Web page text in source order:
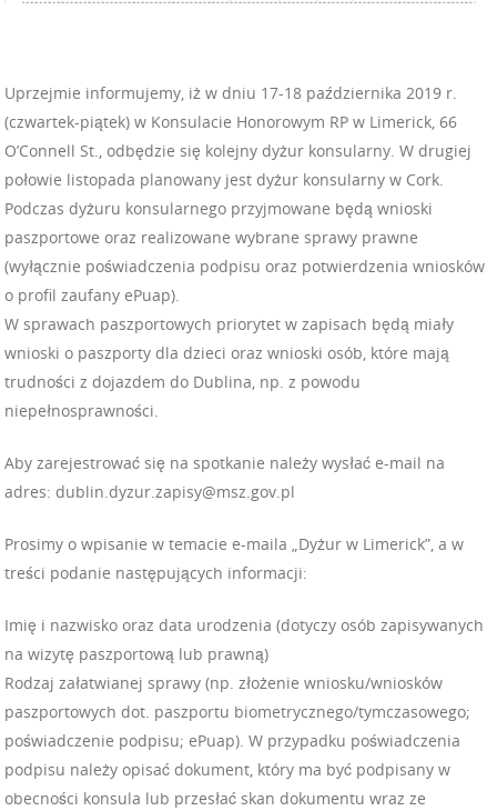
Uprzejmie informujemy, iż w dniu 17-18 października 2019 r.
(czwartek-piątek) w Konsulacie Honorowym RP w Limerick, 66
O’Connell St., odbędzie się kolejny dyżur konsularny. W drugiej
połowie listopada planowany jest dyżur konsularny w Cork.
Podczas dyżuru konsularnego przyjmowane będą wnioski
paszportowe oraz realizowane wybrane sprawy prawne
(wyłącznie poświadczenia podpisu oraz potwierdzenia wniosków
o profil zaufany ePuap).
W sprawach paszportowych priorytet w zapisach będą miały
wnioski o paszporty dla dzieci oraz wnioski osób, które mają
trudności z dojazdem do Dublina, np. z powodu
niepełnosprawności.
Aby zarejestrować się na spotkanie należy wysłać e-mail na
adres: dublin.dyzur.zapisy@msz.gov.pl
Prosimy o wpisanie w temacie e-maila „Dyżur w Limerick”, a w
treści podanie następujących informacji:
Imię i nazwisko oraz data urodzenia (dotyczy osób zapisywanych
na wizytę paszportową lub prawną)
Rodzaj załatwianej sprawy (np. złożenie wniosku/wniosków
paszportowych dot. paszportu biometrycznego/tymczasowego;
poświadczenie podpisu; ePuap). W przypadku poświadczenia
podpisu należy opisać dokument, który ma być podpisany w
obecności konsula lub przesłać skan dokumentu wraz ze